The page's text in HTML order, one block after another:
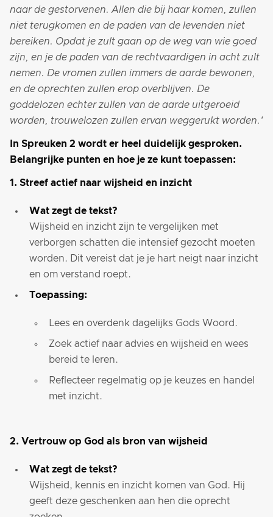
naar de gestorvenen. Allen die bij haar komen, zullen
niet terugkomen en de paden van de levenden niet
bereiken. Opdat je zult gaan op de weg van wie goed
zijn, en je de paden van de rechtvaardigen in acht zult
nemen. De vromen zullen immers de aarde bewonen,
en de oprechten zullen erop overblijven. De
goddelozen echter zullen van de aarde uitgeroeid
worden, trouwelozen zullen ervan weggerukt worden.'
In Spreuken 2 wordt er heel duidelijk gesproken.
Belangrijke punten en hoe je ze kunt toepassen:
1. Streef actief naar wijsheid en inzicht
Wat zegt de tekst?
Wijsheid en inzicht zijn te vergelijken met
verborgen schatten die intensief gezocht moeten
worden. Dit vereist dat je je hart neigt naar inzicht
en om verstand roept.
Toepassing:
Lees en overdenk dagelijks Gods Woord.
Zoek actief naar advies en wijsheid en wees
bereid te leren.
Reflecteer regelmatig op je keuzes en handel
met inzicht.
2. Vertrouw op God als bron van wijsheid
Wat zegt de tekst?
Wijsheid, kennis en inzicht komen van God. Hij
geeft deze geschenken aan hen die oprecht